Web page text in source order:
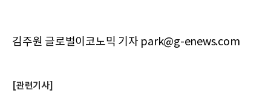
김주원 글로벌이코노믹 기자 park@g-enews.com
[관련기사]